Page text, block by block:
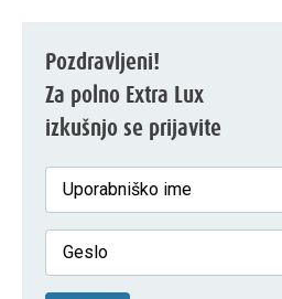
Pozdravljeni!
Za polno Extra Lux
izkušnjo se prijavite